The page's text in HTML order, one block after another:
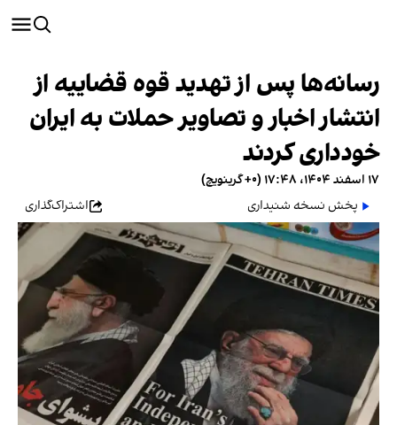
رسانه‌ها پس از تهدید قوه قضاییه از
انتشار اخبار و تصاویر حملات به ایران
خودداری کردند
۱۷ اسفند ۱۴۰۴، ۱۷:۴۸ (‎+۰ گرینویچ)
پخش نسخه شنیداری
اشتراک‌گذاری